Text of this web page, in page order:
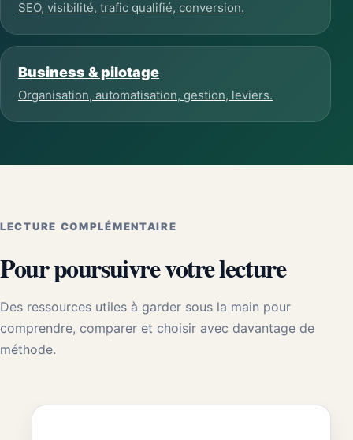
SEO, visibilité, trafic qualifié, conversion.
Business & pilotage
Organisation, automatisation, gestion, leviers.
LECTURE COMPLÉMENTAIRE
Pour poursuivre votre lecture
Des ressources utiles à garder sous la main pour
comprendre, comparer et choisir avec davantage de
méthode.